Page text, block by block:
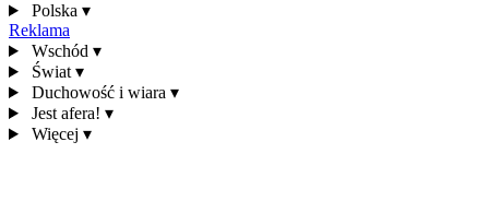
Polska ▾
Reklama
Wschód ▾
Świat ▾
Duchowość i wiara ▾
Jest afera! ▾
Więcej ▾